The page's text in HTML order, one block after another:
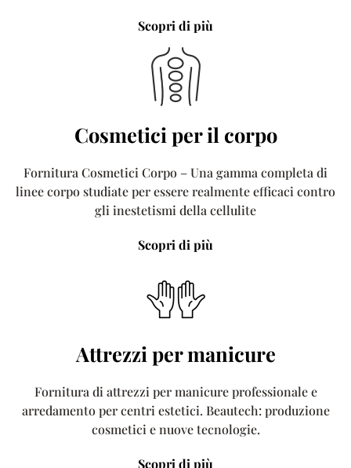
Scopri di più
Cosmetici per il corpo
Fornitura Cosmetici Corpo – Una gamma completa di
linee corpo studiate per essere realmente efficaci contro
gli inestetismi della cellulite
Scopri di più
Attrezzi per manicure
Fornitura di attrezzi per manicure professionale e
arredamento per centri estetici. Beautech: produzione
cosmetici e nuove tecnologie.
Scopri di più